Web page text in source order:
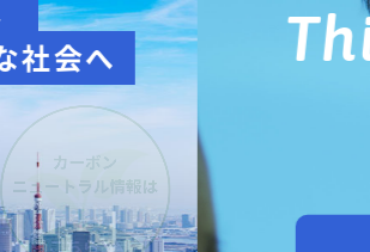
Think
safety